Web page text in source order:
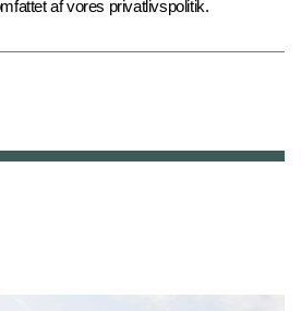
af vores privatlivspolitik.